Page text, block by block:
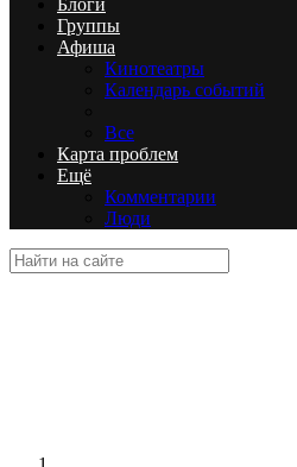
Блоги
Группы
Афиша
Кинотеатры
Календарь событий
Все
Карта проблем
Ещё
Комментарии
Люди